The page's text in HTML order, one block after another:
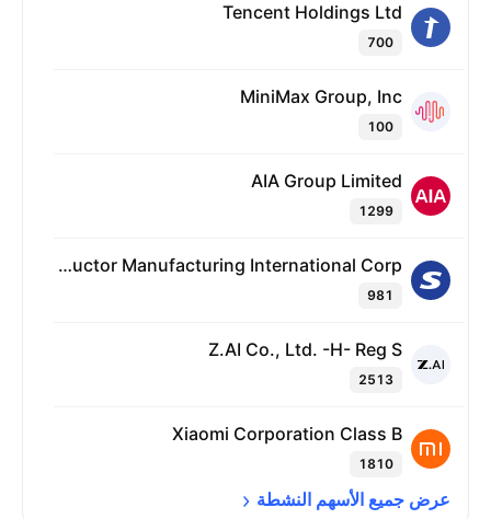
Tencent Holdings Ltd
700
MiniMax Group, Inc
100
AIA Group Limited
1299
Semiconductor Manufacturing International Corp.
981
Z.AI Co., Ltd. -H- Reg S
2513
Xiaomi Corporation Class B
1810
عرض جميع الأسهم النشطة